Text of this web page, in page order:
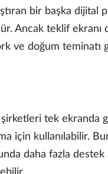
bir başka dijital
Ancak teklif ekranı
ve doğum teminatı
şirketleri tek ekranda
için kullanılabilir.
daha fazla destek